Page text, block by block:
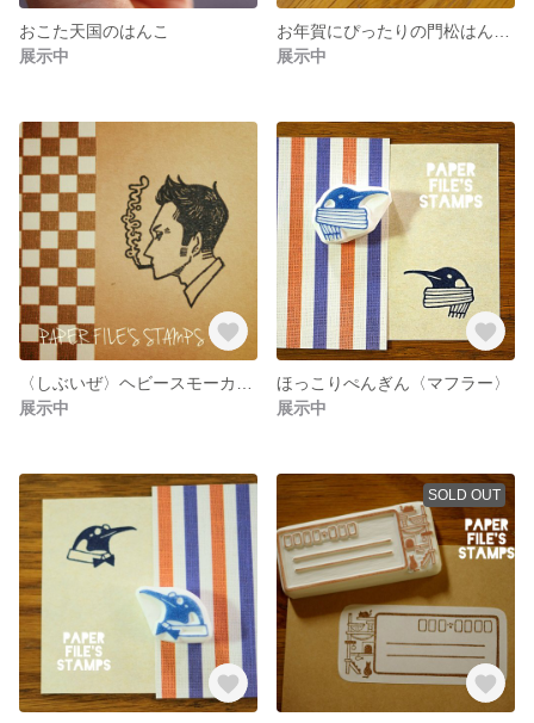
おこた天国のはんこ
展示中
展示中
展示中
ほっこりぺんぎん〈マフラー〉
展示中
SOLD OUT